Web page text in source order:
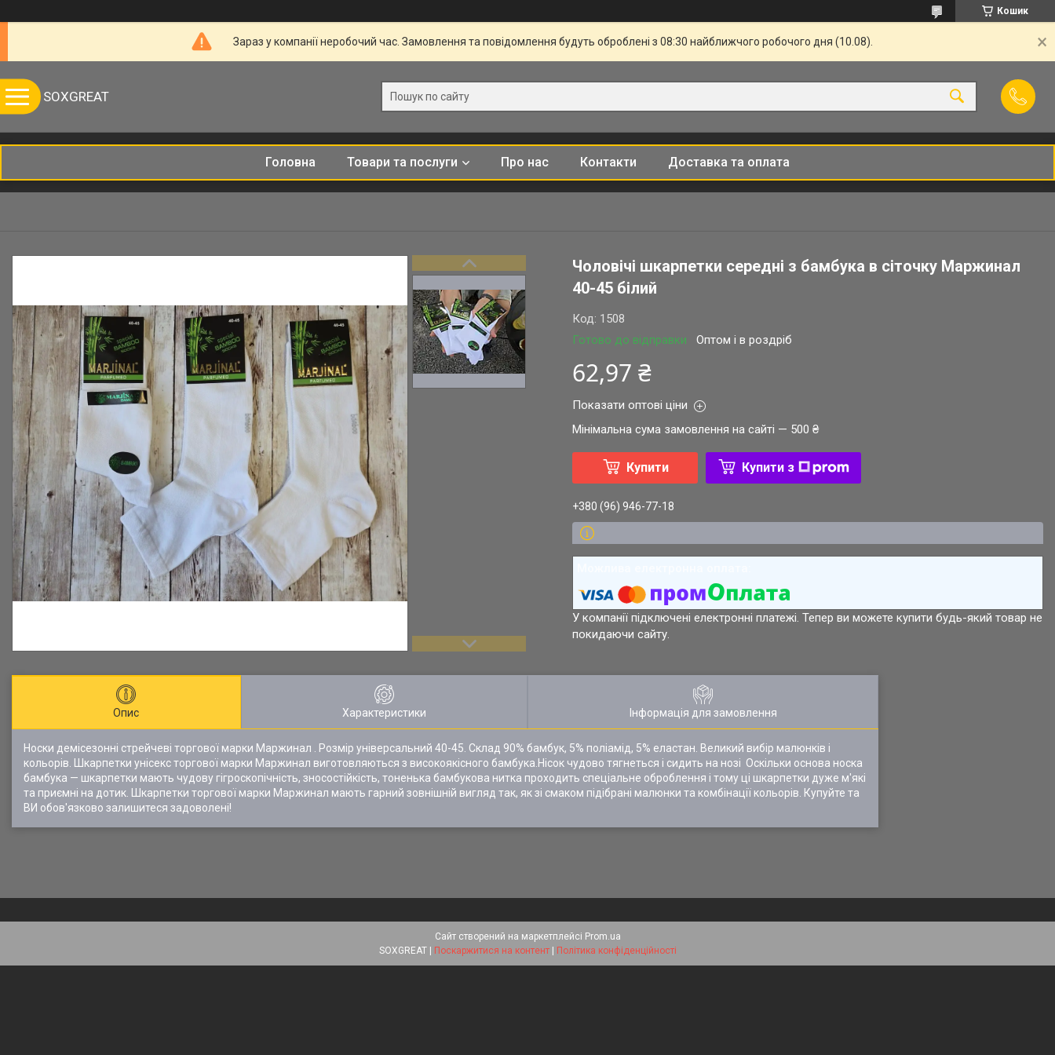
Кошик
Зараз у компанії неробочий час. Замовлення та повідомлення будуть оброблені з 08:30 найближчого робочого дня (10.08).
SOXGREAT
Головна Товари та послуги Про нас Контакти Доставка та оплата
Чоловічі шкарпетки середні з бамбука в сіточку Маржинал
40-45 білий
Готово до відправки Оптом і в роздріб
Код: 1508
62,97 ₴
Показати оптові ціни
Мінімальна сума замовлення на сайті — 500 ₴
Купити Купити з
+380 (96) 946-77-18
У компанії підключені електронні платежі. Тепер ви можете купити будь-який товар не
покидаючи сайту.
Опис Характеристики Інформація для замовлення
Носки демісезонні стрейчеві торгової марки Маржинал . Розмір універсальний 40-45. Склад 90% бамбук, 5% поліамід, 5% еластан. Великий вибір малюнків і
кольорів. Шкарпетки унісекс торгової марки Маржинал виготовляються з високоякісного бамбука.Нісок чудово тягнеться і сидить на нозі Оскільки основа носка
бамбука — шкарпетки мають чудову гігроскопічність, зносостійкість, тоненька бамбукова нитка проходить спеціальне оброблення і тому ці шкарпетки дуже м'які
та приємні на дотик. Шкарпетки торгової марки Маржинал мають гарний зовнішній вигляд так, як зі смаком підібрані малюнки та комбінації кольорів. Купуйте та
ВИ обов'язково залишитеся задоволені!
Сайт створений на маркетплейсі Prom.ua
Поскаржитися на контент Політика конфіденційності